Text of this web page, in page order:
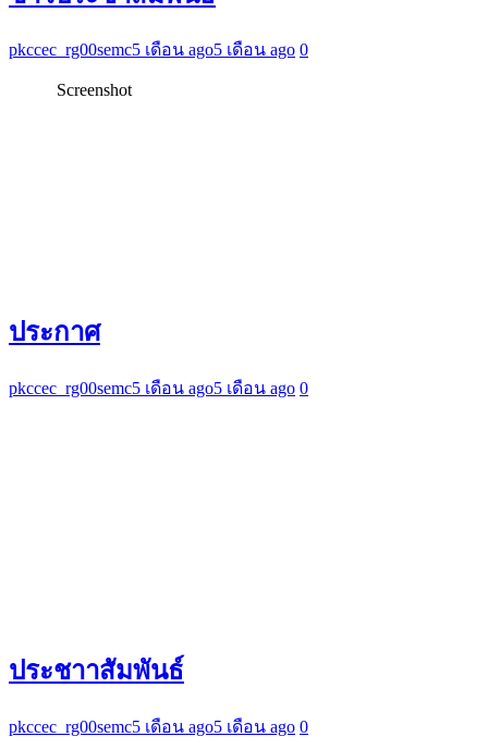
pkccec_rg00semc5 เดือน ago5 เดือน ago 0
Screenshot
ประกาศ
pkccec_rg00semc5 เดือน ago5 เดือน ago 0
ประชาาสัมพันธ์
pkccec_rg00semc5 เดือน ago5 เดือน ago 0